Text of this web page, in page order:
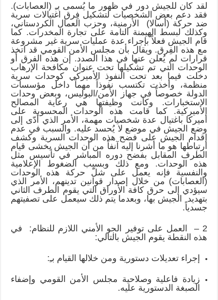
لقد كان للجيش دور في ظهور ما يُسمى بـِ (العصابات).
فقد دعم بعض الشخصيات لتشكيل فِرق اغتيالات سرية
ضد حركة (أسالا) الأرمنية، وحزب العمال الكردستاني،
وكذلك لبسط الهيمنة التامة على تجارة المخدرات. كما
قام الجيش فعلاً بإجراء عدة عمليات سرية غير مشروعة
مع هذه الفِرق. ويقال بأن مجلس الأمن القومي قد اتخذ
قرارات لم يُعلن عنها في هذا الصدد. إن هذه الفرق أو
الوحدات التي تم تشكيلها تحت عنوان مكافحة الإرهاب
دخلت فيما بعد تحت النفوذ الأميركي كوحدات سرية
منظمة، وأخذت تكتسب نفوذاً مهماً داخل مؤسسات
الدولة خصوصاً في جهاز الأمن/البوليس، وبعض وحدات
الاستخبارات. وكانت وظيفتها هي رعاية المصالح
الأميركية. كما قامت هذه الوحدات المحسوبة على
أميركا باغتيال عدة شخصيات مهمة، الأمر الذي أدّى إلى
وضع الجيش في موضع لا يُحسد عليه. والسبب في عدم
إقدام الجيش على فضح هذه الوحدات السرية وكشف
ارتباطها هو ما أشرنا إليه آنفاً من أن الجيش يخشى قيام
الطرف المقابل بفضح دوره المباشر في تأسيس مثل
هذه الوحدات. ومع ذلك وبسبب الضغوط الإعلامية
والنفسية فإنه يعمل على شلّ حركة هذه الوحدات
(العصابات) من خلال إصدار قوانين تدينهم، الأمر الذي
سيؤدي إلى حرق كافة الأوراق التي يقوم الطرف الثاني
بتهديد الجيش بها، وبعدما يتم ذلك سيعمل على تصفيتهم
جسدياً.
2 – العمل على توفير الجو الأمني اللازم للنظام: في
هذه النقطة يقوم الجيش بالتالي:
إجراء تعديلات دستورية ومن خلالها القيام بـِ:
زيادة فاعلية وصلاحية مجلس الأمن القومي وإضفاء
الصبغة الدستورية عليه.